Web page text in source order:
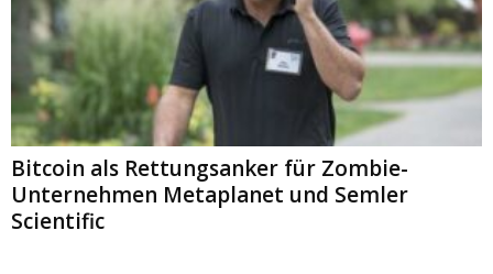
Bitcoin als Rettungsanker für Zombie-
Unternehmen Metaplanet und Semler
Scientific